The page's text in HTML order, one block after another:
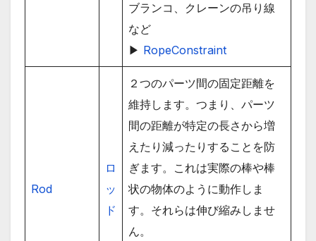
ブランコ、クレーンの吊り線
など
▶ RopeConstraint
Rod
ロ
ッ
ド
２つのパーツ間の固定距離を
維持します。つまり、パーツ
間の距離が特定の長さから増
えたり減ったりすることを防
ぎます。これは実際の棒や棒
状の物体のように動作しま
す。それらは伸び縮みしませ
ん。